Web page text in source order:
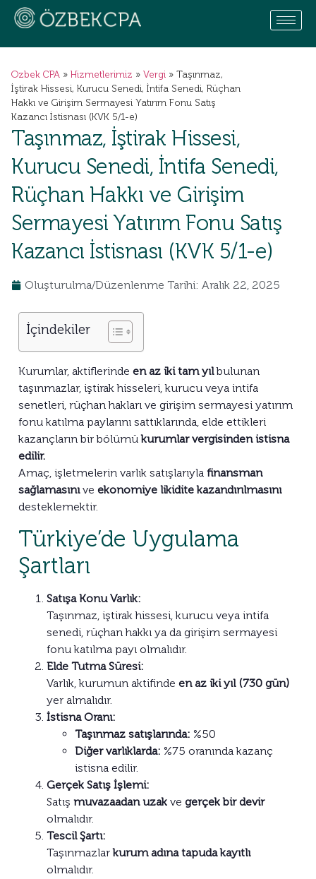
Ozbek CPA » Hizmetlerimiz » Vergi » Taşınmaz,
İştirak Hissesi, Kurucu Senedi, İntifa Senedi, Rüçhan
Hakkı ve Girişim Sermayesi Yatırım Fonu Satış
Kazancı İstisnası (KVK 5/1-e)
Taşınmaz, İştirak Hissesi,
Kurucu Senedi, İntifa Senedi,
Rüçhan Hakkı ve Girişim
Sermayesi Yatırım Fonu Satış
Kazancı İstisnası (KVK 5/1-e)
Oluşturulma/Düzenlenme Tarihi: Aralık 22, 2025
İçindekiler
Kurumlar, aktiflerinde en az iki tam yılbulunan
taşınmazlar, iştirak hisseleri, kurucu veya intifa
senetleri, rüçhan hakları ve girişim sermayesi yatırım
fonu katılma paylarını sattıklarında, elde ettikleri
kazançların bir bölümükurumlar vergisinden istisna
edilir.
Amaç, işletmelerin varlık satışlarıyla finansman
sağlamasınıve ekonomiye likidite kazandırılmasını
desteklemektir.
Türkiye’de Uygulama
Şartları
Satışa Konu Varlık:
Taşınmaz, iştirak hissesi, kurucu veya intifa
senedi, rüçhan hakkı ya da girişim sermayesi
fonu katılma payı olmalıdır.
Elde Tutma Süresi:
Varlık, kurumun aktifinde en az iki yıl (730 gün)
yer almalıdır.
İstisna Oranı:
Taşınmaz satışlarında: %50
Diğer varlıklarda: %75 oranında kazanç
istisna edilir.
Gerçek Satış İşlemi:
Satış muvazaadan uzak ve gerçek bir devir
olmalıdır.
Tescil Şartı:
Taşınmazlarkurum adına tapuda kayıtlı
olmalıdır.